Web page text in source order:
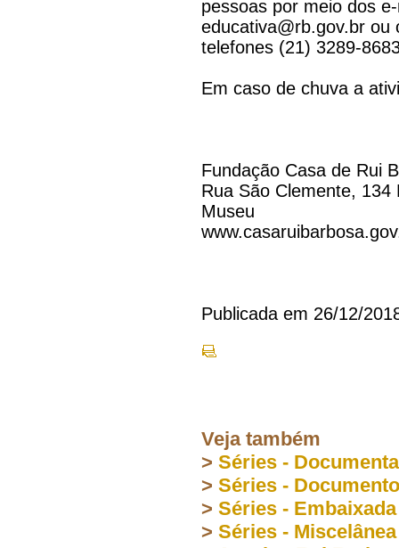
pessoas por meio dos
educativa@rb.gov.br ou
telefones (21) 3289-
Em caso de chuva a
Fundação Casa de Rui
Rua São Clemente, 134
Museu
Publicada em 26/12/
Veja também
> Séries -
> Séries -
> Séries -
> Séries - Miscelânea